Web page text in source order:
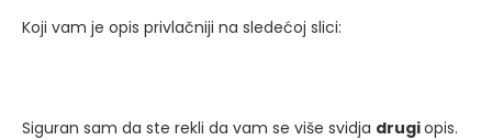
Koji vam je opis privlačniji na sledećoj slici:
Siguran sam da ste rekli da vam se više svidja drugiopis.